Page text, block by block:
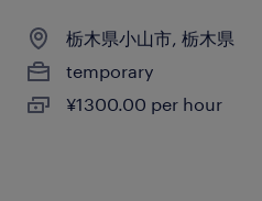
栃木県小山市, 栃木県
temporary
¥1300.00 per hour